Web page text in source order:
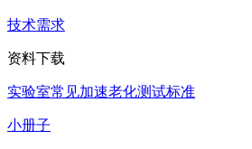
技术需求
资料下载
实验室常见加速老化测试标准
小册子